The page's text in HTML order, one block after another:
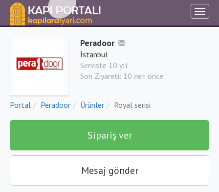
Peradoor
İstanbul
Serviste 10 yıl
Son Ziyareti: 10 лет önce
Portal Peradoor Ürünler Royal serisi
Sipariş ver
Mesaj gönder